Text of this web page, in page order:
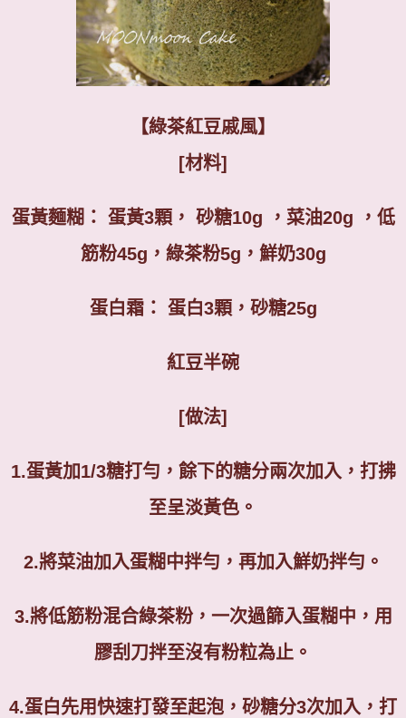
【綠茶紅豆戚風】
[材料]
蛋黃麵糊： 蛋黃3顆， 砂糖10g ，菜油20g
，低
筋粉45g ，綠茶粉5g ，鮮奶30g
蛋白霜： 蛋白3顆，砂糖25g
紅豆半碗
[做法]
1.蛋黃加1/3糖打勻，餘下的糖分兩次加入，打拂
至呈淡黃色。
2.將菜油加入蛋糊中拌勻，再加入鮮奶拌勻。
3.將低筋粉混合綠茶粉，一次過篩入蛋糊中，用
膠刮刀拌至沒有粉粒為止。
4.蛋白先用快速打發至起泡，砂糖分3次加入，打